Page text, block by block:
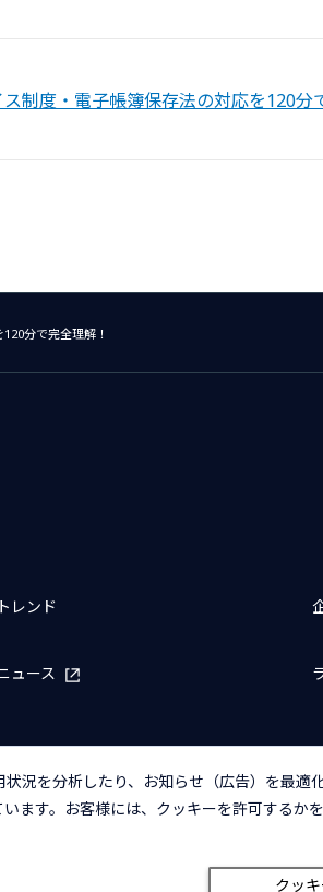
制度・電子帳簿保存法の対応を120分
分で完全理解！
トレンド
ュース
クッキー（Cookie）ポリシー クッキー（Cookie）プ
況を分析したり、お知らせ（広告）を最適
ます。お客様には、クッキーを許可するか
クッ